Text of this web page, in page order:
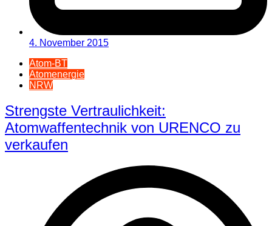
4. November 2015
Atom-BT
Atomenergie
NRW
Strengste Vertraulichkeit:
Atomwaffentechnik von URENCO zu
verkaufen